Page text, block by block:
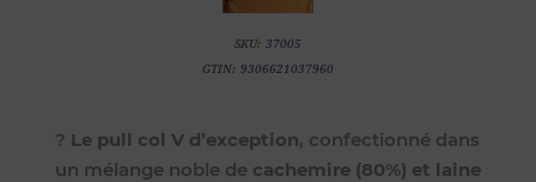
SKU: 37005
GTIN: 9306621037960
? Le pull col V d’exception, confectionné dans
un mélange noble de cachemire (80%) et laine